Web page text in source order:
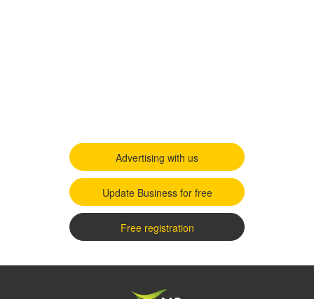
Advertising with us
Update Business for free
Free registration